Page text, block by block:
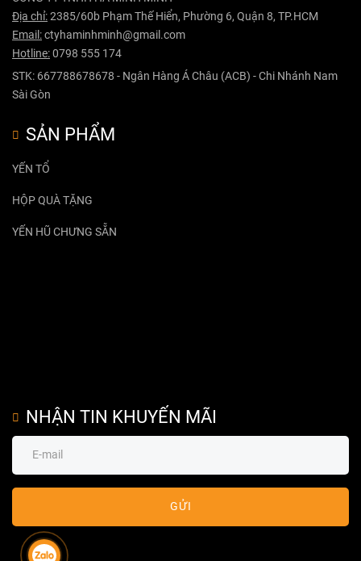
Địa chỉ:2385/60b Phạm Thế Hiển, Phường 6, Quận 8, TP.HCM
Email:ctyhaminhminh@gmail.com
Hotline:0798 555 174
STK: 667788678678 - Ngân Hàng Á Châu (ACB) - Chi Nhánh Nam
Sài Gòn
SẢN PHẨM
YẾN TỔ
HỘP QUÀ TẶNG
YẾN HŨ CHƯNG SẴN
NHẬN TIN KHUYẾN MÃI
GỬI